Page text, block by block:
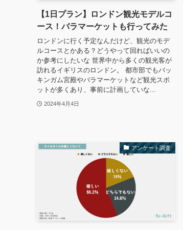
【1日プラン】ロンドン観光モデルコ
ース！バラマーケットも行ってみた
ロンドンに行く予定なんだけど、観光のモデ
ルコースとかある？どうやって回ればいいの
か参考にしたいな 世界中から多くの観光客が
訪れるイギリスのロンドン。 都市部でもバッ
キンガム宮殿やバラマーケットなど観光スポ
ットが多くあり、事前に計画していな...
2024年4月4日
アンケート調査